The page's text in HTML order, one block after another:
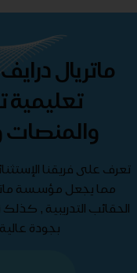
ماتريال
تعليمية
والمنصات
تعرف على فريقنا
مما يجعل مؤسسة
الحقائب التدريبية ,
بجودة